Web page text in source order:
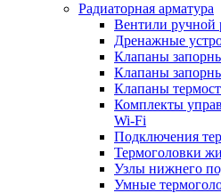
Радиаторная арматура
Вентили ручной
Дренажные
Клапаны
Клапаны
Клапаны
Комплекты
Wi-Fi
Подключения
Термоголовки
Узлы нижнего
Умные